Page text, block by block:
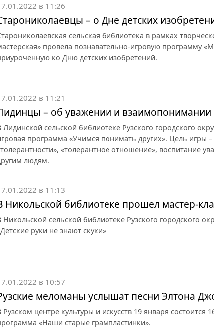
в 11:26
– о Дне детских
сельская библиотека в рамках
провела познавательно-игровую программу
ко Дню детских изобретений.
в 11:21
– об уважении и взаимопонимании
Лидинской сельской библиотеке Рузского городского
программа «Учимся понимать других». Цель игры
«толерантное отношение», воспитание
людям.
в 11:13
Никольской библиотеке прошел мастер-
Никольской сельской библиотеке Рузского городского
руки не знают скуки».
в 10:57
меломаны услышат песни Элтона
Рузском центре культуры и искусств 19 января состоится
«Наши старые грампластинки».